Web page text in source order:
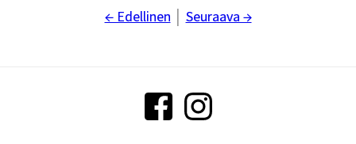
← Edellinen Seuraava →